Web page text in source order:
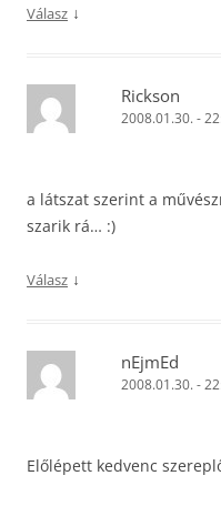
Válasz ↓
Rickson
2008.01.30. -
a látszat szerint a
szarik rá… :)
Válasz ↓
nEjmEd
2008.01.30. -
Előlépett kedvenc